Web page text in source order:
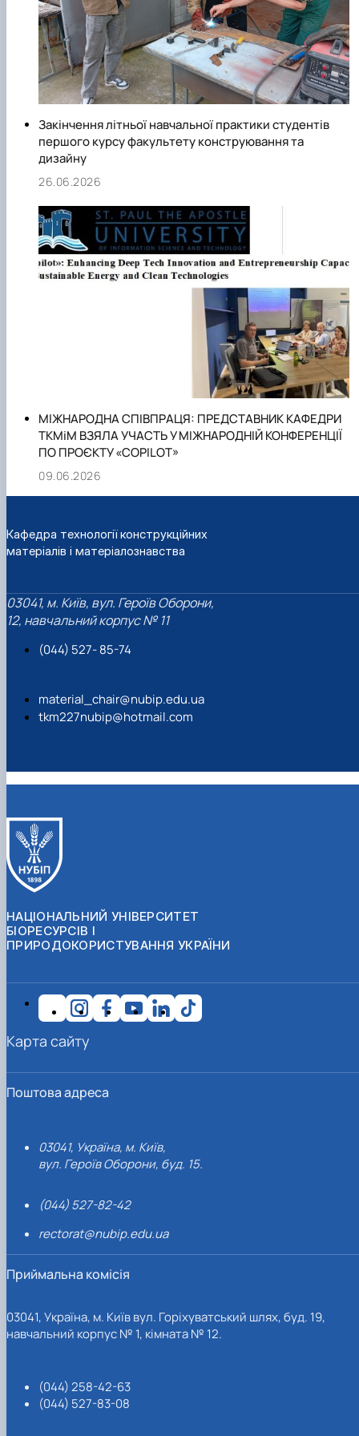
теоретичними і фаховими знаннями;
- організація культурно-виховної роботи для
духовного і фізичного вдосконалення, індивідуальної та
колективної професійної діяльності, а також громадської
роботи;
- організація і проведення дослідницької та інноваційної
діяльності.
Закінчення літньої навчальної практики студентів
першого курсу факультету конструювання та
дизайну
26.06.2026
МІЖНАРОДНА СПІВПРАЦЯ: ПРЕДСТАВНИК КАФЕДРИ
ТКМіМ ВЗЯЛА УЧАСТЬ У МІЖНАРОДНІЙ КОНФЕРЕНЦІЇ
ПО ПРОЄКТУ «COPILOT»
09.06.2026
Кафедра технології конструкційних
матеріалів і матеріалознавства
03041, м. Київ, вул. Героїв Оборони,
12, навчальний корпус № 11
(044) 527- 85-74
material_chair@nubip.edu.ua
tkm227nubip@hotmail.com
НАЦІОНАЛЬНИЙ УНІВЕРСИТЕТ
БІОРЕСУРСІВ І
ПРИРОДОКОРИСТУВАННЯ УКРАЇНИ
Поштова адреса
03041, Україна, м. Київ,
вул. Героїв Оборони, буд. 15.
(044) 527-82-42
rectorat@nubip.edu.ua
Приймальна комісія
03041, Україна, м. Київ вул. Горіхуватський шлях, буд. 19,
навчальний корпус № 1, кімната № 12.
(044) 258-42-63
(044) 527-83-08
Карта сайту